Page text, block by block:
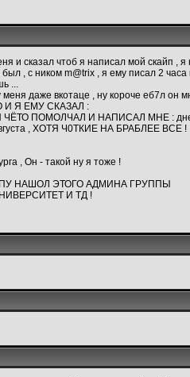
и сказал чтоб я написал мой скайп , я
, с ником m@trix , я ему писал 2 часа
...
даже вкотаце , ну короче еб7л он
И Я ЕМУ СКАЗАЛ :
ПОМОЛЧАЛ И НАПИСАЛ МНЕ :
, ХОТЯ Ч0ТКИЕ НА БРАБЛЕЕ ВСЕ !
, Он - такой ну я тоже !
НАШОЛ ЭТОГО АДМИНА ГРУППЫ
И ТД !